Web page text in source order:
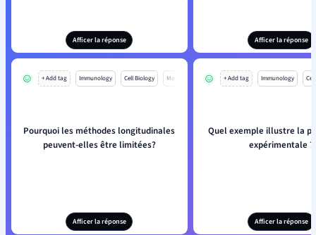
Afficer la réponse Afficer la réponse
+ Add tag Immunology Cell Biology Mo
Pourquoi les méthodes longitudinales
peuvent-elles être limitées?
Afficer la réponse
+ Add tag Immunology
Quel exemple illustre la
expérimentale ?
Afficer la réponse